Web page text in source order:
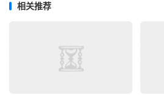
相关推荐